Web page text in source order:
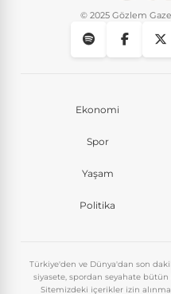
© 2025 Gözlem
Ekonomi
Spor
Yaşam
Politika
Türkiye'den ve Dünya'dan son
siyasete, spordan seyahate
Sitemizdeki içerikler izin